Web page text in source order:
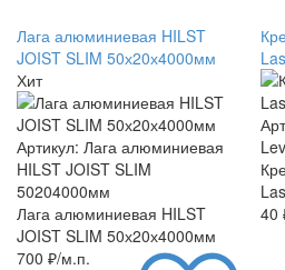
Лага алюминиевая HILST
JOIST SLIM 50х20х4000мм
Хит
Артикул: Лага алюминиевая
HILST JOIST SLIM
50204000мм
Лага алюминиевая HILST
JOIST SLIM 50х20х4000мм
700 ₽/м.п.
40